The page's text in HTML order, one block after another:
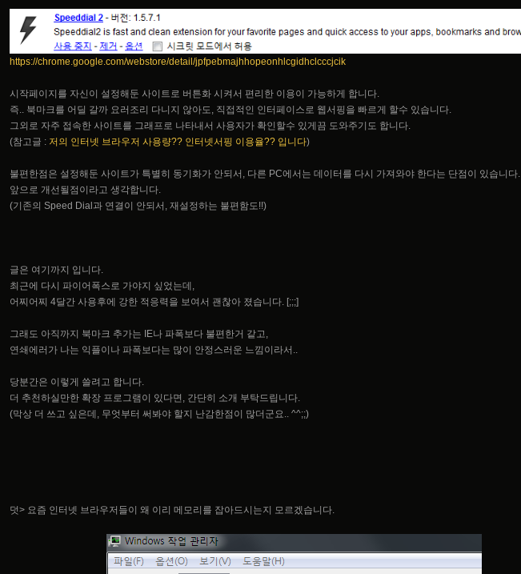
https://chrome.google.com/webstore/detail/jpfpebmajhhopeonhlcgidhclcccjcik
시작페이지를 자신이 설정해둔 사이트로 버튼화 시켜서 편리한 이용이 가능하게 합니다.
즉.. 북마크를 어딜 갈까 요러조리 다니지 않아도, 직접적인 인터페이스로 웹서핑을 빠르게 할수 있습니다.
그외로 자주 접속한 사이트를 그래프로 나타내서 사용자가 확인할수 있게끔 도와주기도 합니다.
(참고글 : 저의 인터넷 브라우저 사용량?? 인터넷서핑 이용율?? 입니다)
불편한점은 설정해둔 사이트가 특별히 동기화가 안되서, 다른 PC에서는 데이터를 다시 가져와야 한다는 단점이 있습니다.
앞으로 개선될점이라고 생각합니다.
(기존의 Speed Dial과 연결이 안되서, 재설정하는 불편함도!!)
글은 여기까지 입니다.
최근에 다시 파이어폭스로 가야지 싶었는데,
어찌어찌 4달간 사용후에 강한 적응력을 보여서 괜찮아 졌습니다. [;;;]
그래도 아직까지 북마크 추가는 IE나 파폭보다 불편한거 같고,
연쇄에러가 나는 익플이나 파폭보다는 많이 안정스러운 느낌이라서..
당분간은 이렇게 쓸려고 합니다.
더 추천하실만한 확장 프로그램이 있다면, 간단히 소개 부탁드립니다.
(막상 더 쓰고 싶은데, 무엇부터 써봐야 할지 난감한점이 많더군요.. ^^;;)
덧> 요즘 인터넷 브라우저들이 왜 이리 메모리를 잡아드시는지 모르겠습니다.